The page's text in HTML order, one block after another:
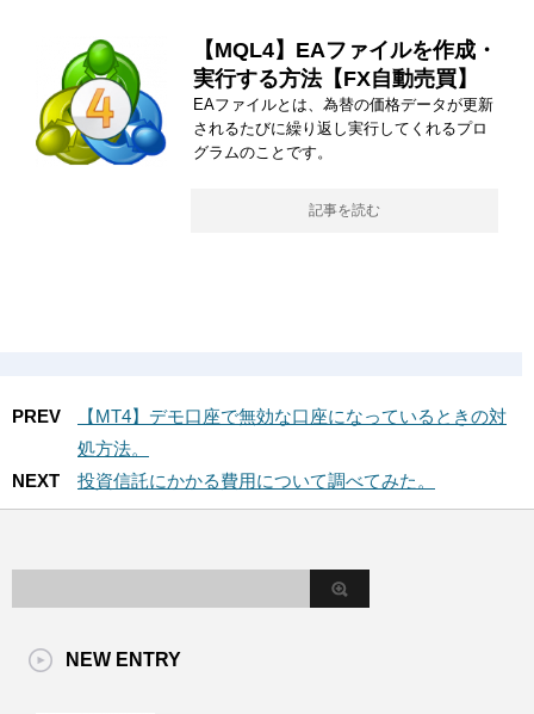
【MQL4】EAファイルを作成・
実行する方法【FX自動売買】
EAファイルとは、為替の価格データが更新
されるたびに繰り返し実行してくれるプロ
グラムのことです。
記事を読む
PREV
【MT4】デモ口座で無効な口座になっているときの対
処方法。
NEXT
投資信託にかかる費用について調べてみた。
NEW ENTRY